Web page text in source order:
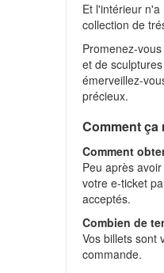
Et l'intérieur
collection de
Promenez-
et de
émerveillez-
précieux.
Comment ça
Comment
Peu après
votre e-ticket
acceptés.
Combien de
Vos billets sont
commande.